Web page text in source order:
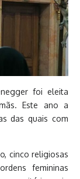
foi eleita
Este ano a
das quais com
cinco religiosas
femininas